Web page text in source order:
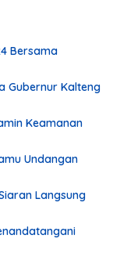
Bersama
Gubernur Kalteng
Keamanan
Undangan
Langsung